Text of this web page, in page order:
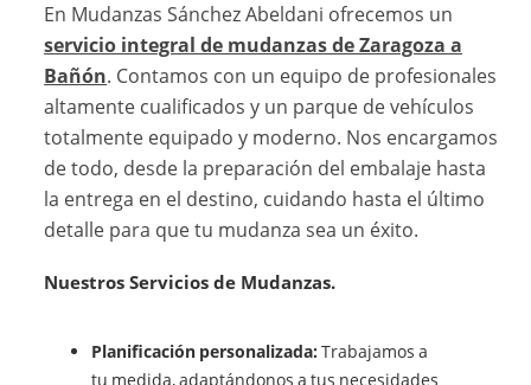
En Mudanzas Sánchez Abeldani ofrecemos un
servicio integral de mudanzas de Zaragoza a
Bañón. Contamos con un equipo de profesionales
altamente cualificados y un parque de vehículos
totalmente equipado y moderno. Nos encargamos
de todo, desde la preparación del embalaje hasta
la entrega en el destino, cuidando hasta el último
detalle para que tu mudanza sea un éxito.
Nuestros Servicios de Mudanzas.
Planificación personalizada: Trabajamos a
tu medida, adaptándonos a tus necesidades